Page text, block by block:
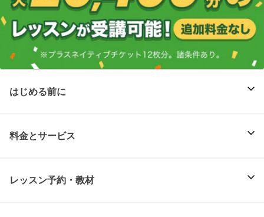
はじめる前に
料金とサービス
レッスン予約・教材